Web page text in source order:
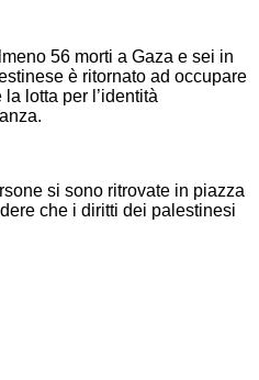
56 morti a Gaza e sei in
è ritornato ad occupare
lotta per l’identità
si sono ritrovate in piazza
che i diritti dei palestinesi